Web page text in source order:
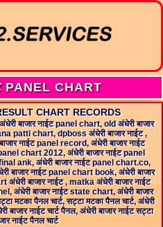
PANEL CHART
CHART RECORDS
बाजार नाईट panel chart, old अंधेरी बाजार
patti chart, dpboss अंधेरी बाजार नाईट ,
नाईट panel record, अंधेरी बाजार नाईट
chart 2012, अंधेरी बाजार नाईट panel
ank, अंधेरी बाजार नाईट panel chart.co,
बाजार नाईट panel chart book, अंधेरी बाजार
बाजार नाईट , matka अंधेरी बाजार नाईट
अंधेरी बाजार नाईट state chart, अंधेरी बाजार
मटका पैनल चार्ट, सट्टा मटका पैनल चार्ट, अंधेरी
बाजार नाईट चार्ट पैनल, अंधेरी बाजार नाईट सट्टा
नाईट पैनल चार्ट